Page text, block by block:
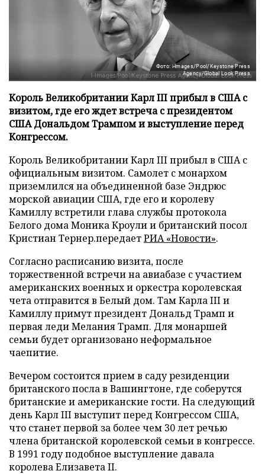
Фото: i-Images/Pool/Keystone Press
Agency/Global Look Press
Король Великобритании Карл III прибыл в США с
визитом, где его ждет встреча с президентом
США Дональдом Трампом и выступление перед
Конгрессом.
Король Великобритании Карл III прибыл в США с
официальным визитом. Самолет с монархом
приземлился на объединенной базе Эндрюс
морской авиации США, где его и королеву
Камиллу встретили глава службы протокола
Белого дома Моника Кроули и британский посол
Кристиан Тернер.передаетРИА «Новости».
Согласно расписанию визита, после
торжественной встречи на авиабазе с участием
американских военных и оркестра королевская
чета отправится в Белый дом. Там Карла III и
Камиллу примут президент Дональд Трамп и
первая леди Мелания Трамп. Для монаршей
семьи будет организовано неформальное
чаепитие.
Вечером состоится прием в саду резиденции
британского посла в Вашингтоне, где соберутся
британские и американские гости. На следующий
день Карл III выступит перед Конгрессом США,
что станет первой за более чем 30 лет речью
члена британской королевской семьи в конгрессе.
В 1991 году подобное выступление давала
королева Елизавета II.